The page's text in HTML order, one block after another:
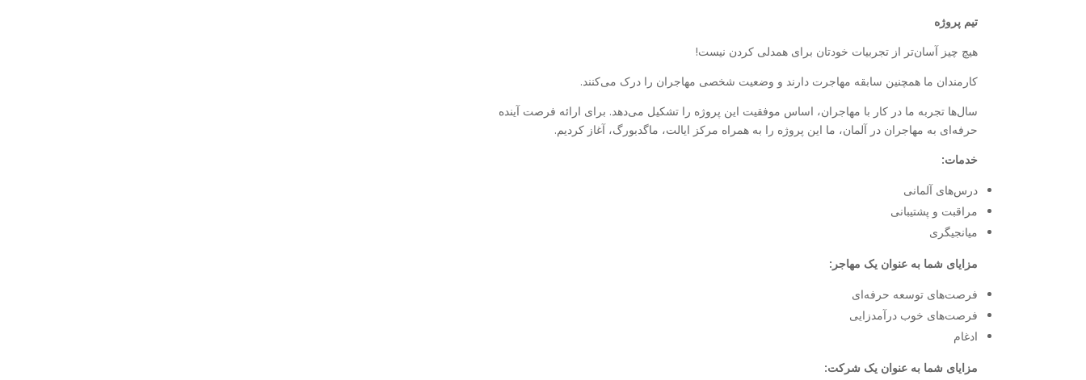
تیم پروژه
هیچ چیز آسان‌تر از تجربیات خودتان برای همدلی کردن نیست!
کارمندان ما همچنین سابقه مهاجرت دارند و وضعیت شخصی مهاجران را درک می‌کنند.
سال‌ها تجربه ما در کار با مهاجران، اساس موفقیت این پروژه را تشکیل می‌دهد. برای ارائه فرصت آینده
حرفه‌ای به مهاجران در آلمان، ما این پروژه را به همراه مرکز ایالت، ماگدبورگ، آغاز کردیم.
خدمات:
درس‌های آلمانی
مراقبت و پشتیبانی
میانجیگری
مزایای شما به عنوان یک مهاجر:
فرصت‌های توسعه حرفه‌ای
فرصت‌های خوب درآمدزایی
ادغام
مزایای شما به عنوان یک شرکت: